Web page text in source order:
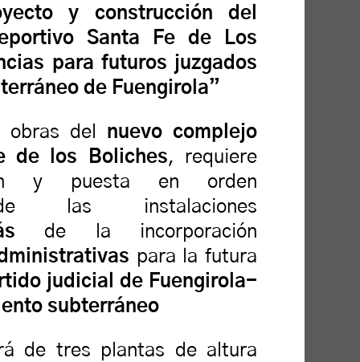
y construcción del
Santa Fe de Los
para futuros juzgados
de Fuengirola”
obras del nuevo complejo
de los Boliches, requiere
y puesta en orden
las instalaciones
de la incorporación
para la futura
judicial de Fuengirola-
subterráneo
de tres plantas de altura